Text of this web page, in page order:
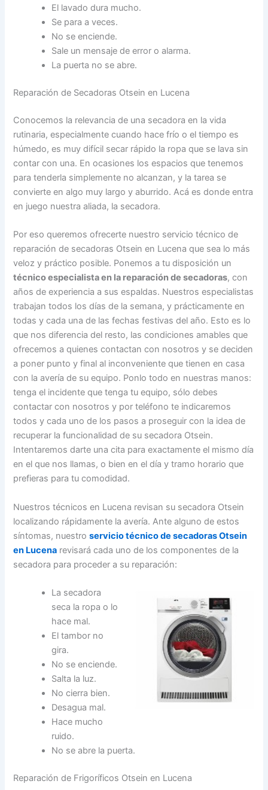
El lavado dura mucho.
Se para a veces.
No se enciende.
Sale un mensaje de error o alarma.
La puerta no se abre.
Reparación de Secadoras Otsein en Lucena
Conocemos la relevancia de una secadora en la vida
rutinaria, especialmente cuando hace frío o el tiempo es
húmedo, es muy difícil secar rápido la ropa que se lava sin
contar con una. En ocasiones los espacios que tenemos
para tenderla simplemente no alcanzan, y la tarea se
convierte en algo muy largo y aburrido. Acá es donde entra
en juego nuestra aliada, la secadora.
Por eso queremos ofrecerte nuestro servicio técnico de
reparación de secadoras Otsein en Lucena que sea lo más
veloz y práctico posible. Ponemos a tu disposición un
técnico especialista en la reparación de secadoras, con
años de experiencia a sus espaldas. Nuestros especialistas
trabajan todos los días de la semana, y prácticamente en
todas y cada una de las fechas festivas del año. Esto es lo
que nos diferencia del resto, las condiciones amables que
ofrecemos a quienes contactan con nosotros y se deciden
a poner punto y final al inconveniente que tienen en casa
con la avería de su equipo. Ponlo todo en nuestras manos:
tenga el incidente que tenga tu equipo, sólo debes
contactar con nosotros y por teléfono te indicaremos
todos y cada uno de los pasos a proseguir con la idea de
recuperar la funcionalidad de su secadora Otsein.
Intentaremos darte una cita para exactamente el mismo día
en el que nos llamas, o bien en el día y tramo horario que
prefieras para tu comodidad.
Nuestros técnicos en Lucena revisan su secadora Otsein
localizando rápidamente la avería. Ante alguno de estos
síntomas, nuestroservicio técnico de secadoras Otsein
en Lucena revisará cada uno de los componentes de la
secadora para proceder a su reparación:
La secadora
seca la ropa o lo
hace mal.
El tambor no
gira.
No se enciende.
Salta la luz.
No cierra bien.
Desagua mal.
Hace mucho
ruido.
No se abre la puerta.
Reparación de Frigoríficos Otsein en Lucena